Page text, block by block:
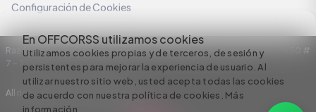
En OFFCORSS utilizamos cookies
Utilizamos cookies propias y de terceros, de sesión y
persistentes para mejorar la experiencia de usuario. Al
utilizar nuestro sitio web, usted acepta todas las cookies
de acuerdo con nuestra política de cookies. Más
información
Configuración de Cookies
Razón Social: C.I HERMECO S.A. NIT: 890924167-6 Dirección: Carrera 50 #
7 – 35
All rights reserved empowered by